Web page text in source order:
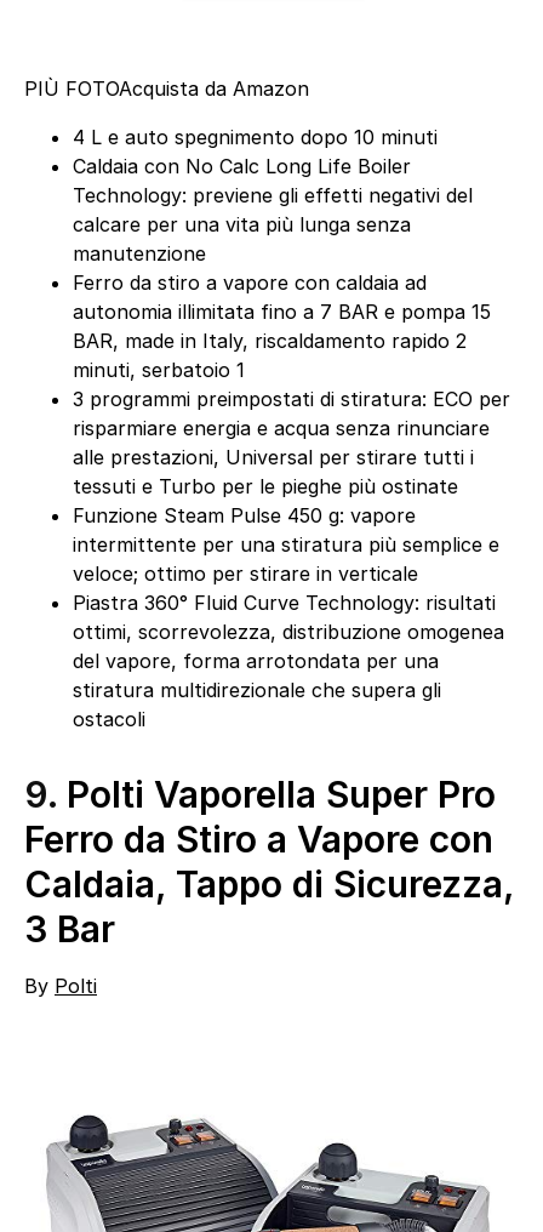
PIÙ FOTOAcquista da Amazon
4 L e auto spegnimento dopo 10 minuti
Caldaia con No Calc Long Life Boiler
Technology: previene gli effetti negativi del
calcare per una vita più lunga senza
manutenzione
Ferro da stiro a vapore con caldaia ad
autonomia illimitata fino a 7 BAR e pompa 15
BAR, made in Italy, riscaldamento rapido 2
minuti, serbatoio 1
3 programmi preimpostati di stiratura: ECO per
risparmiare energia e acqua senza rinunciare
alle prestazioni, Universal per stirare tutti i
tessuti e Turbo per le pieghe più ostinate
Funzione Steam Pulse 450 g: vapore
intermittente per una stiratura più semplice e
veloce; ottimo per stirare in verticale
Piastra 360° Fluid Curve Technology: risultati
ottimi, scorrevolezza, distribuzione omogenea
del vapore, forma arrotondata per una
stiratura multidirezionale che supera gli
ostacoli
9. Polti Vaporella Super Pro
Ferro da Stiro a Vapore con
Caldaia, Tappo di Sicurezza,
3 Bar
By Polti